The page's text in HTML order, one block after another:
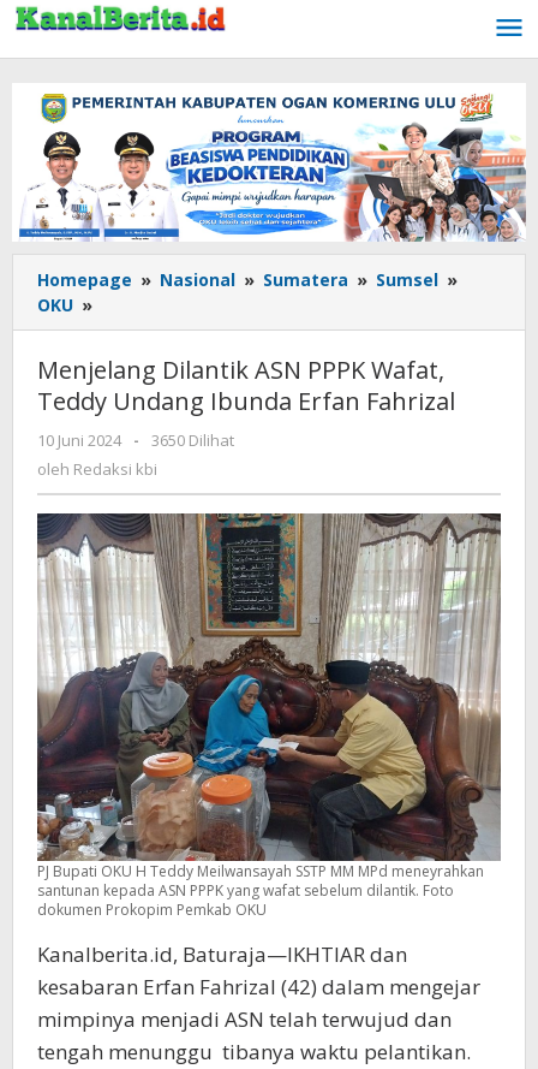
Lewati
ke
konten
Homepage » Nasional » Sumatera » Sumsel »
OKU »
Dilantik
PPPK
Wafat,
Teddy
Ibunda
Fahrizal
Menjelang Dilantik ASN PPPK Wafat,
Teddy Undang Ibunda Erfan Fahrizal
10 Juni 2024
oleh
Redaksi
-
3650 Dilihat
oleh Redaksi kbi
PJ Bupati OKU H Teddy Meilwansayah SSTP MM MPd meneyrahkan
santunan kepada ASN PPPK yang wafat sebelum dilantik. Foto
dokumen Prokopim Pemkab OKU
Kanalberita.id, Baturaja—IKHTIAR dan
kesabaran Erfan Fahrizal (42) dalam mengejar
mimpinya menjadi ASN telah terwujud dan
tengah menunggu tibanya waktu pelantikan.